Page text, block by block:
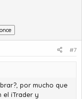
#7
por mucho que
el iTrader y